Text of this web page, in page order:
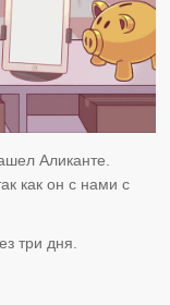
Аликанте.
как он с нами с
три дня.